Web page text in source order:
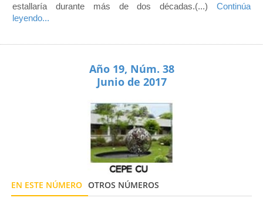
estallaría durante más de dos décadas.(...) Continúa
leyendo...
Año 19, Núm. 38
Junio de 2017
EN ESTE NÚMERO OTROS NÚMEROS